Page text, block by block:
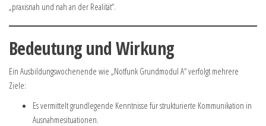
„praxisnah und nah an der Realität“.
Bedeutung und Wirkung
Ein Ausbildungswochenende wie „Notfunk Grundmodul A“ verfolgt mehrere
Ziele:
Es vermittelt grundlegende Kenntnisse für strukturierte Kommunikation in
Ausnahmesituationen.